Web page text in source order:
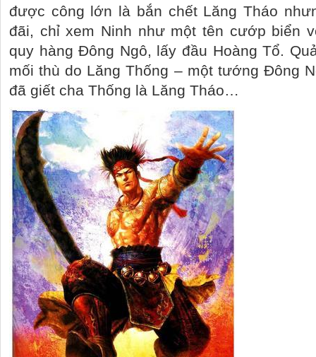
được công lớn là bắn chết Lăng Tháo
đãi, chỉ xem Ninh như một tên cướp biển
quy hàng Đông Ngô, lấy đầu Hoàng Tổ.
mối thù do Lăng Thống – một tướng Đông
đã giết cha Thống là Lăng Tháo…